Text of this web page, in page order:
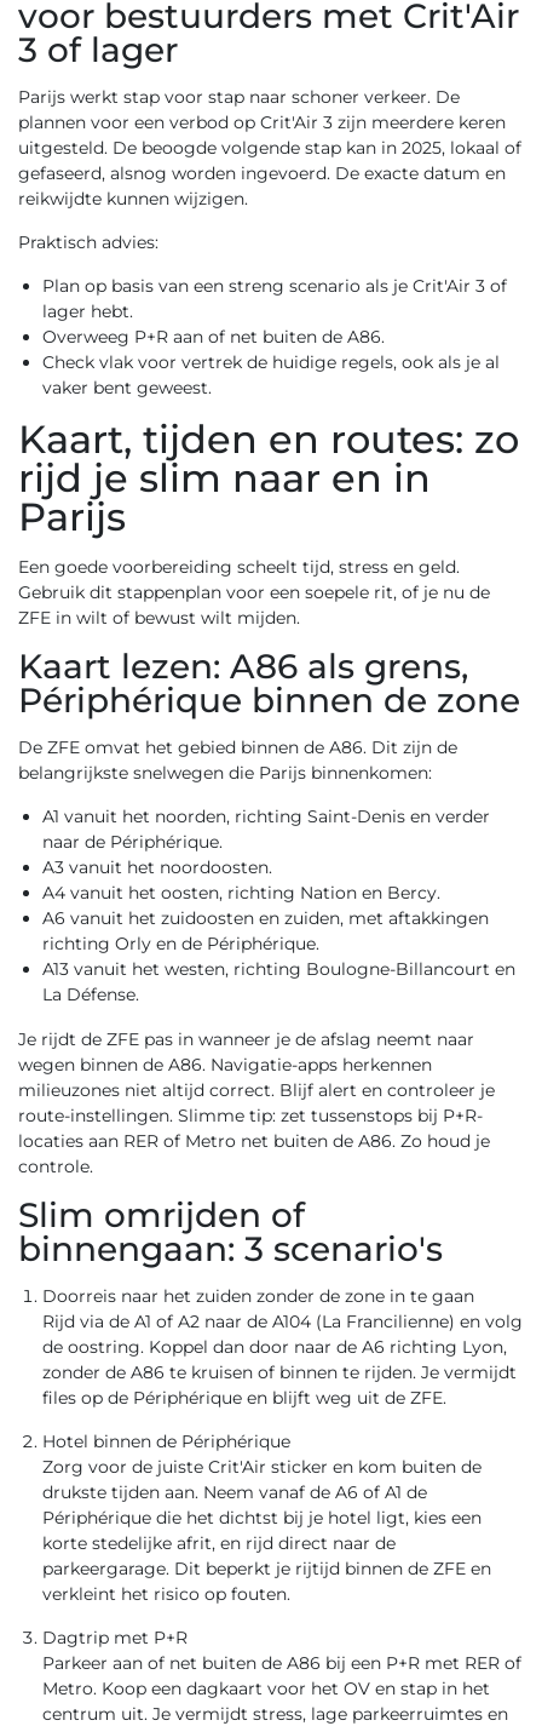
voor bestuurders met Crit'Air
3 of lager
Parijs werkt stap voor stap naar schoner verkeer. De
plannen voor een verbod op Crit'Air 3 zijn meerdere keren
uitgesteld. De beoogde volgende stap kan in 2025, lokaal of
gefaseerd, alsnog worden ingevoerd. De exacte datum en
reikwijdte kunnen wijzigen.
Praktisch advies:
Plan op basis van een streng scenario als je Crit'Air 3 of
lager hebt.
Overweeg P+R aan of net buiten de A86.
Check vlak voor vertrek de huidige regels, ook als je al
vaker bent geweest.
Kaart, tijden en routes: zo
rijd je slim naar en in
Parijs
Een goede voorbereiding scheelt tijd, stress en geld.
Gebruik dit stappenplan voor een soepele rit, of je nu de
ZFE in wilt of bewust wilt mijden.
Kaart lezen: A86 als grens,
Périphérique binnen de zone
De ZFE omvat het gebied binnen de A86. Dit zijn de
belangrijkste snelwegen die Parijs binnenkomen:
A1 vanuit het noorden, richting Saint-Denis en verder
naar de Périphérique.
A3 vanuit het noordoosten.
A4 vanuit het oosten, richting Nation en Bercy.
A6 vanuit het zuidoosten en zuiden, met aftakkingen
richting Orly en de Périphérique.
A13 vanuit het westen, richting Boulogne-Billancourt en
La Défense.
Je rijdt de ZFE pas in wanneer je de afslag neemt naar
wegen binnen de A86. Navigatie-apps herkennen
milieuzones niet altijd correct. Blijf alert en controleer je
route-instellingen. Slimme tip: zet tussenstops bij P+R-
locaties aan RER of Metro net buiten de A86. Zo houd je
controle.
Slim omrijden of
binnengaan: 3 scenario's
Doorreis naar het zuiden zonder de zone in te gaan
Rijd via de A1 of A2 naar de A104 (La Francilienne) en volg
de oostring. Koppel dan door naar de A6 richting Lyon,
zonder de A86 te kruisen of binnen te rijden. Je vermijdt
files op de Périphérique en blijft weg uit de ZFE.
Hotel binnen de Périphérique
Zorg voor de juiste Crit'Air sticker en kom buiten de
drukste tijden aan. Neem vanaf de A6 of A1 de
Périphérique die het dichtst bij je hotel ligt, kies een
korte stedelijke afrit, en rijd direct naar de
parkeergarage. Dit beperkt je rijtijd binnen de ZFE en
verkleint het risico op fouten.
Dagtrip met P+R
Parkeer aan of net buiten de A86 bij een P+R met RER of
Metro. Koop een dagkaart voor het OV en stap in het
centrum uit. Je vermijdt stress, lage parkeerruimtes en